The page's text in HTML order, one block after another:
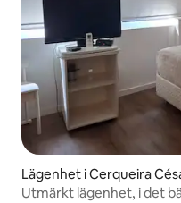
Lägenhet i Cerqueira
Utmärkt lägenhet, i det